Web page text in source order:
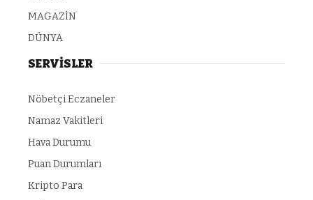
MAGAZİN
DÜNYA
SERVİSLER
Nöbetçi Eczaneler
Namaz Vakitleri
Hava Durumu
Puan Durumları
Kripto Para